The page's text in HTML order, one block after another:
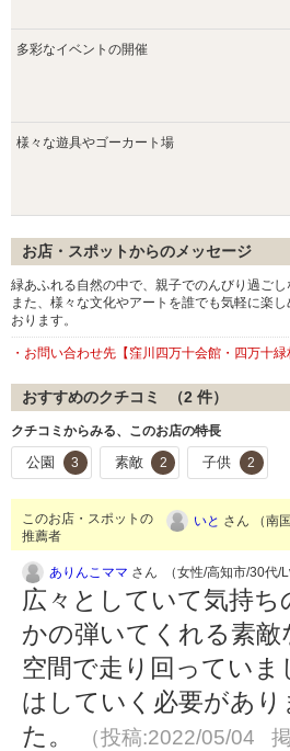
多彩なイベントの開催
様々な遊具やゴーカート場
お店・スポットからのメッセージ
緑あふれる自然の中で、親子でのんびり過ご
また、様々な文化やアートを誰でも気軽に楽
おります。
・お問い合わせ先【窪川四万十会館・四万十
おすすめのクチコミ （2 件）
クチコミからみる、このお店の特長
公園 3 素敵 2 子供 2
このお店・スポットの
推薦者
いと さん （南
ありんこママ さん （女性/高知市/30代/
広々としていて気持
かの弾いてくれる素
空間で走り回ってい
はしていく必要があ
た。
（投稿:2022/05/04